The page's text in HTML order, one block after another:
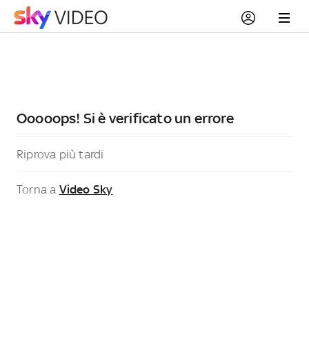
Ooooops! Si è verificato un errore
Riprova più tardi
Torna a Video Sky